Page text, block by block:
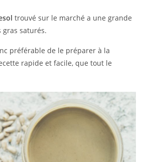
trouvé sur le marché a une grande
gras saturés.
préférable de le préparer à la
rapide et facile, que tout le